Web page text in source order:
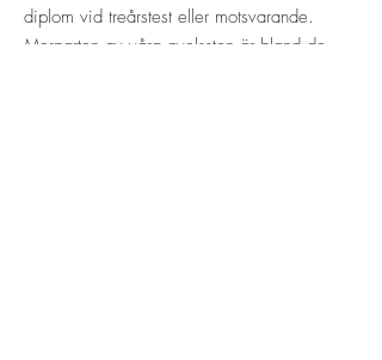
diplom vid treårstest eller motsvarande.
Merparten av våra avelsston är bland de